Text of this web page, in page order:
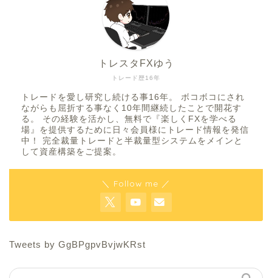
トレード歴16年
トレスタFXゆう
トレードを愛し研究し続ける事16年。 ボコボコにされ
ながらも屈折する事なく10年間継続したことで開花す
る。 その経験を活かし、無料で『楽しくFXを学べる
場』を提供するために日々会員様にトレード情報を発信
中！ 完全裁量トレードと半裁量型システムをメインと
して資産構築をご提案。
＼ Follow me ／
Tweets by GgBPgpvBvjwKRst